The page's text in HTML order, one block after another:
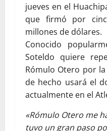
jueves en el
que firmó por
millones de dólares.
Conocido
Soteldo quiere
Rómulo Otero por
de hecho usará el
actualmente en el
«Rómulo Otero me
tuvo un gran paso